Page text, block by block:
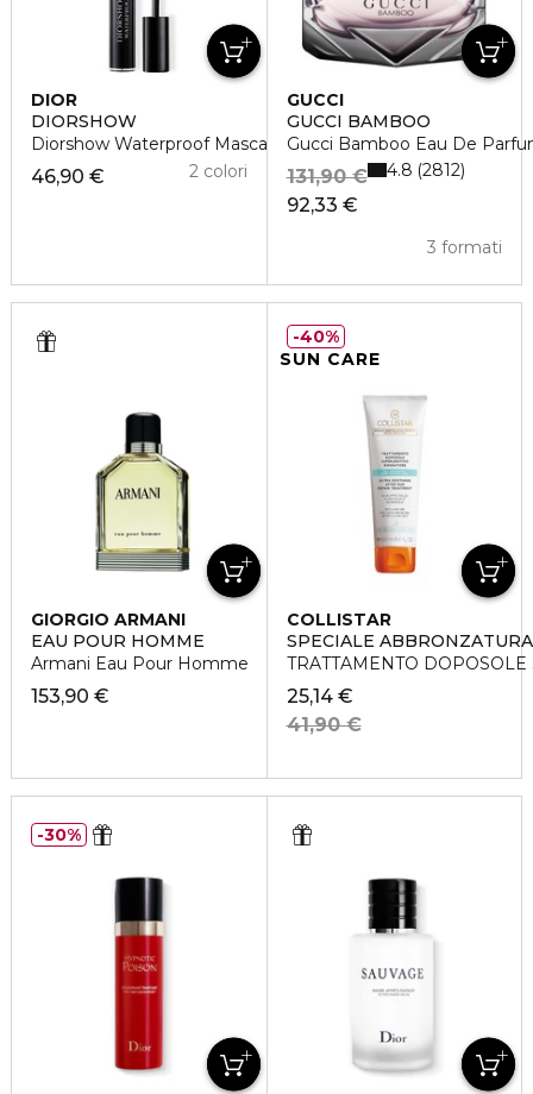
DIOR
DIORSHOW
Diorshow Waterproof Mascara Professionale
46,90 € 2 colori
GUCCI
GUCCI BAMBOO
Gucci Bamboo Eau De
92,33 €
131,90 €
3 formati
4.8 2812
GIORGIO ARMANI
EAU POUR HOMME
Armani Eau Pour Homme
153,90 €
SUN CARE
COLLISTAR
SPECIALE
TRATTAMENTO
25,14 €
41,90 €
40%
30%